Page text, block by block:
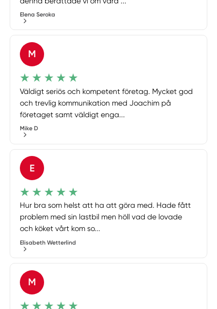
Elena Seroka
M
Väldigt seriös och kompetent företag. Mycket god
och trevlig kommunikation med Joachim på
företaget samt väldigt enga...
Mike D
E
Hur bra som helst att ha att göra med. Hade fått
problem med sin lastbil men höll vad de lovade
och köket vårt kom so...
Elisabeth Wetterlind
M